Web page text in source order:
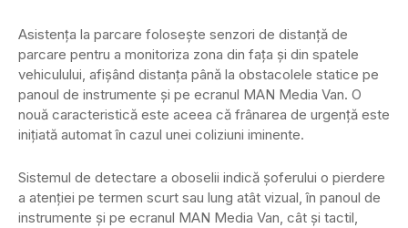
Asistența la parcare folosește senzori de distanță de
parcare pentru a monitoriza zona din fața și din spatele
vehiculului, afișând distanța până la obstacolele statice pe
panoul de instrumente și pe ecranul MAN Media Van. O
nouă caracteristică este aceea că frânarea de urgență este
inițiată automat în cazul unei coliziuni iminente.
Sistemul de detectare a oboselii indică șoferului o pierdere
a atenției pe termen scurt sau lung atât vizual, în panoul de
instrumente și pe ecranul MAN Media Van, cât și tactil,